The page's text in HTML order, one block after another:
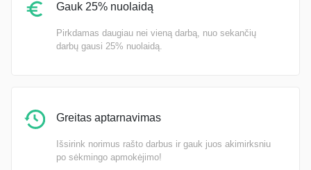
Gauk 25% nuolaidą
Pirkdamas daugiau nei vieną darbą, nuo sekančių
darbų gausi 25% nuolaidą.
Greitas aptarnavimas
Išsirink norimus rašto darbus ir gauk juos akimirksniu
po sėkmingo apmokėjimo!